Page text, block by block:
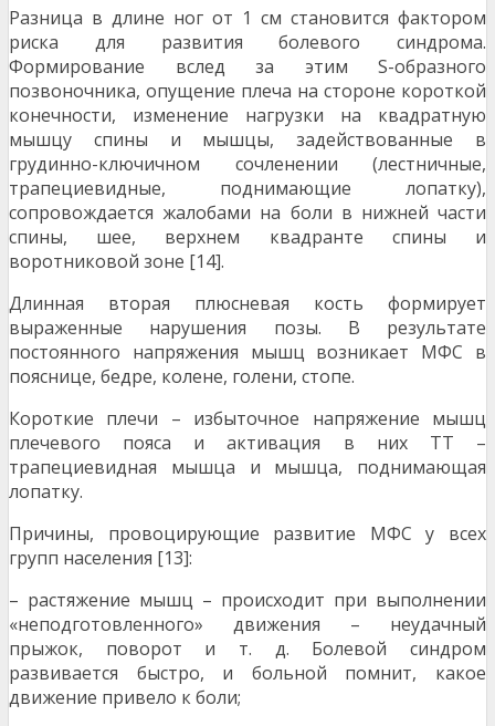
Разница в длине ног от 1 см становится фактором
риска для развития болевого синдрома.
Формирование вслед за этим S-образного
позвоночника, опущение плеча на стороне короткой
конечности, изменение нагрузки на квадратную
мышцу спины и мышцы, задействованные в
грудинно-ключичном сочленении (лестничные,
трапециевидные, поднимающие лопатку),
сопровождается жалобами на боли в нижней части
спины, шее, верхнем квадранте спины и
воротниковой зоне [14].
Длинная вторая плюсневая кость формирует
выраженные нарушения позы. В результате
постоянного напряжения мышц возникает МФС в
пояснице, бедре, колене, голени, стопе.
Короткие плечи – избыточное напряжение мышц
плечевого пояса и активация в них ТТ –
трапециевидная мышца и мышца, поднимающая
лопатку.
Причины, провоцирующие развитие МФС у всех
групп населения [13]:
– растяжение мышц – происходит при выполнении
«неподготовленного» движения – неудачный
прыжок, поворот и т. д. Болевой синдром
развивается быстро, и больной помнит, какое
движение привело к боли;